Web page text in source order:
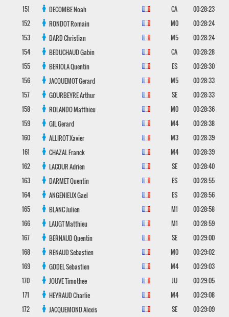
151
DECOMBENoah CA
00:28:23
152
RONDOTRomain M0
00:28:24
153
DARDChristian M5
00:28:24
154
BEDUCHAUDGabin CA
00:28:28
155
BERIOLAQuentin ES
00:28:30
156
JACQUEMOTGerard M5
00:28:33
157
GOURBEYREArthur SE
00:28:33
158
ROLANDOMatthieu M0
00:28:36
159
GILGerard M4
00:28:38
160
ALLIROTXavier M3
00:28:39
161
CHAZALFranck M4
00:28:39
162
LACOURAdrien SE
00:28:40
163
DARMETQuentin ES
00:28:55
164
ANGENIEUXGael ES
00:28:56
165
BLANCJulien M1
00:28:58
166
LAUGTMatthieu M1
00:28:59
167
BERNAUDQuentin SE
00:29:00
168
RENAUDSebastien M0
00:29:02
169
GODELSebastien M4
00:29:03
170
JOUVETimothee JU
00:29:05
171
HEYRAUDCharlie M4
00:29:08
172
JACQUEMONDAlexis SE
00:29:09